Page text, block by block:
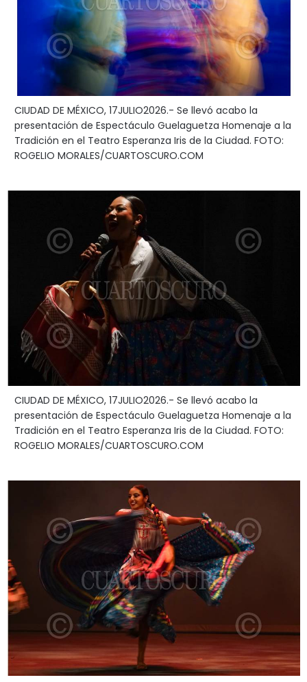
CIUDAD DE MÉXICO, 17JULIO2026.- Se llevó acabo la
presentación de Espectáculo Guelaguetza Homenaje a la
Tradición en el Teatro Esperanza Iris de la Ciudad. FOTO:
ROGELIO MORALES/CUARTOSCURO.COM
CIUDAD DE MÉXICO, 17JULIO2026.- Se llevó acabo la
presentación de Espectáculo Guelaguetza Homenaje a la
Tradición en el Teatro Esperanza Iris de la Ciudad. FOTO:
ROGELIO MORALES/CUARTOSCURO.COM